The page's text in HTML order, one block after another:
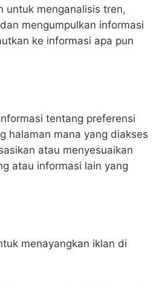
untuk menganalisis tren,
mengumpulkan informasi
ke informasi apa pun
tentang preferensi
halaman mana yang diakses
atau menyesuaikan
atau informasi lain yang
menayangkan iklan di